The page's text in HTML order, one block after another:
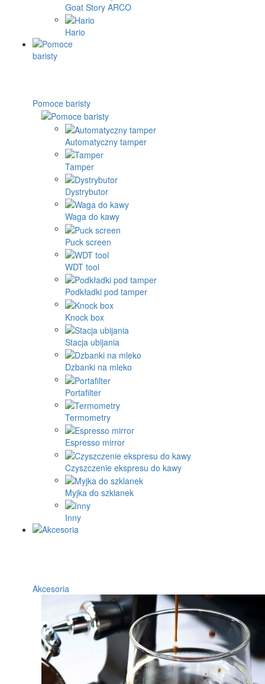
Goat Story ARCO
Hario
Pomoce baristy
Automatyczny tamper
Tamper
Dystrybutor
Waga do kawy
Puck screen
WDT tool
Podkładki pod tamper
Knock box
Stacja ubijania
Dzbanki na mleko
Portafilter
Termometry
Espresso mirror
Czyszczenie ekspresu do kawy
Myjka do szklanek
Inny
Akcesoria